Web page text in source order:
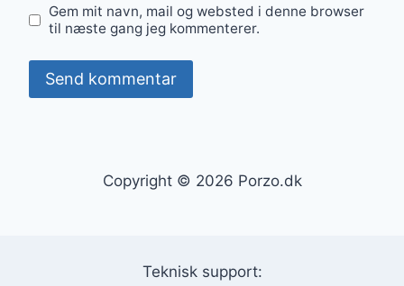
Gem mit navn, mail og websted i denne browser
til næste gang jeg kommenterer.
Copyright © 2026 Porzo.dk
Teknisk support: